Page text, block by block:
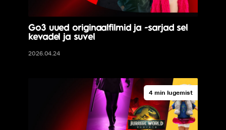
Go3 uued originaalfilmid ja -sarjad sel
kevadel ja suvel
2026.04.24
4 min lugemist